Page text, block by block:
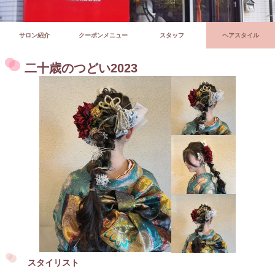
サロン紹介 クーポンメニュー スタッフ ヘアスタイル
二十歳のつどい2023
スタイリスト